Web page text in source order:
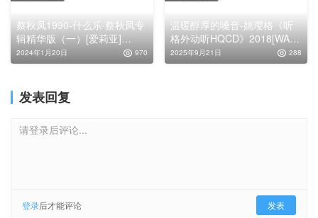
蔡秋凤1990-什么乐·蔡秋凤专
辑精华版（一）[爱莉亚]
[WAV+CUE]
2024年1月20日 970
温暖醇厚的嗓音-姚璎格《听
格外动听HQCD》2018[WAV
分轨]
2025年9月21日 288
发表回复
请登录后评论...
登录后才能评论 发表